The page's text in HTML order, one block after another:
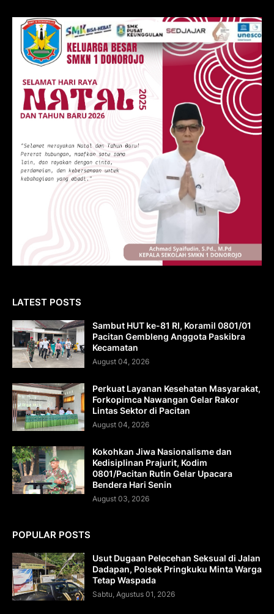
LATEST POSTS
Sambut HUT ke-81 RI, Koramil 0801/01
Pacitan Gembleng Anggota Paskibra
Kecamatan
August 04, 2026
Perkuat Layanan Kesehatan Masyarakat,
Forkopimca Nawangan Gelar Rakor
Lintas Sektor di Pacitan
August 04, 2026
Kokohkan Jiwa Nasionalisme dan
Kedisiplinan Prajurit, Kodim
0801/Pacitan Rutin Gelar Upacara
Bendera Hari Senin
August 03, 2026
POPULAR POSTS
Usut Dugaan Pelecehan Seksual di Jalan
Dadapan, Polsek Pringkuku Minta Warga
Tetap Waspada
Sabtu, Agustus 01, 2026